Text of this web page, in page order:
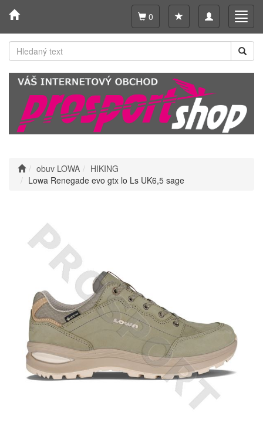
Toggle
navigation
0
obuv LOWA
HIKING
Lowa Renegade evo gtx lo Ls UK6,5 sage